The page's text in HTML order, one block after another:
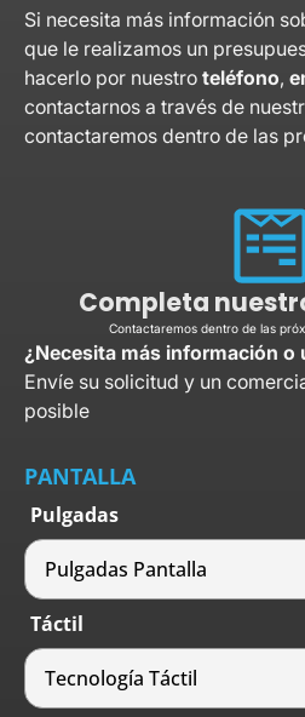
Si necesita más información
que le realizamos un
hacerlo por nuestro teléfono,
contactarnos a través de
contactaremos dentro de las
Completa
Contactaremos dentro de las
¿Necesita más información o
Envíe su solicitud y un
posible
PANTALLA
Pulgadas
Táctil